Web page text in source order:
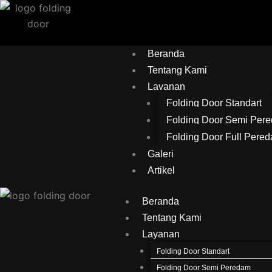
Lewati
Beranda
Tentang Kami
Layanan
Folding Door Standart
Folding Door Semi
Folding Door Full
Galeri
Artikel
Beranda
Tentang Kami
Layanan
Folding Door Standart
Folding Door Semi Peredam